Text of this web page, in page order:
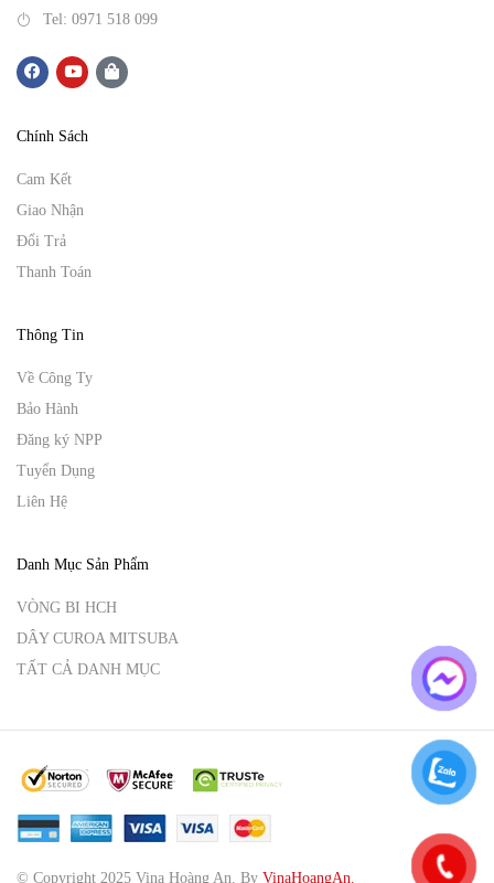
Tel: 0971 518 099
Chính Sách
Cam Kết
Giao Nhận
Đổi Trả
Thanh Toán
Thông Tin
Về Công Ty
Bảo Hành
Đăng ký NPP
Tuyển Dụng
Liên Hệ
Danh Mục Sản Phẩm
VÒNG BI HCH
DÂY CUROA MITSUBA
TẤT CẢ DANH MỤC
© Copyright 2025 Vina Hoàng An. By VinaHoangAn.